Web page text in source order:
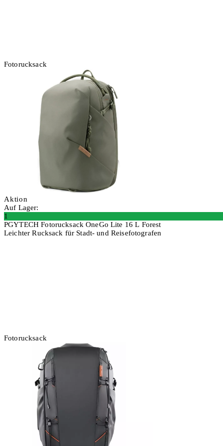
Fotorucksack
Aktion
Auf Lager:
1
PGYTECH Fotorucksack OneGo Lite 16 L Forest
Leichter Rucksack für Stadt- und Reisefotografen
Fotorucksack